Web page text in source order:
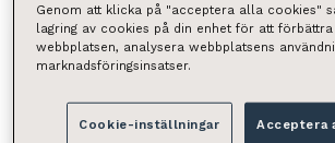
Search available
Location
Genom att klicka på "acceptera alla cookies"
lagring av cookies på din enhet för att förbättra
webbplatsen, analysera webbplatsens
marknadsföringsinsatser.
Cookie-inställningar Acceptera